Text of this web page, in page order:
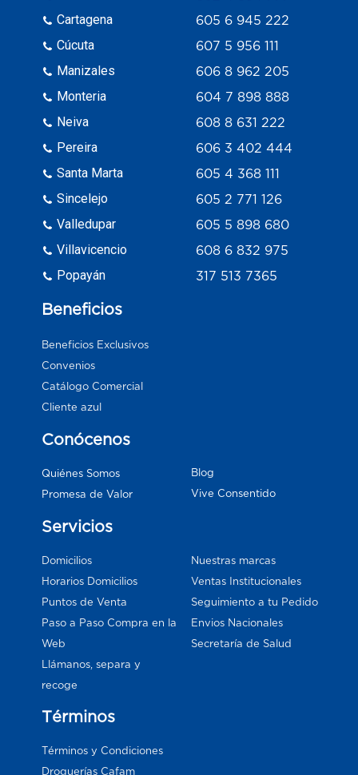
Cartagena
Cúcuta
Manizales
Monteria
Neiva
Pereira
Santa Marta
Sincelejo
Valledupar
Villavicencio
Popayán
605 6 945 222
607 5 956 111
606 8 962 205
604 7 898 888
608 8 631 222
606 3 402 444
605 4 368 111
605 2 771 126
605 5 898 680
608 6 832 975
317 513 7365
Beneficios
Beneficios Exclusivos
Convenios
Catálogo Comercial
Cliente azul
Conócenos
Quiénes Somos
Promesa de Valor
Blog
Vive Consentido
Servicios
Domicilios
Horarios Domicilios
Puntos de Venta
Paso a Paso Compra en la
Web
Llámanos, separa y
recoge
Nuestras marcas
Ventas Institucionales
Seguimiento a tu Pedido
Envios Nacionales
Secretaría de Salud
Términos
Términos y Condiciones
Droguerías Cafam